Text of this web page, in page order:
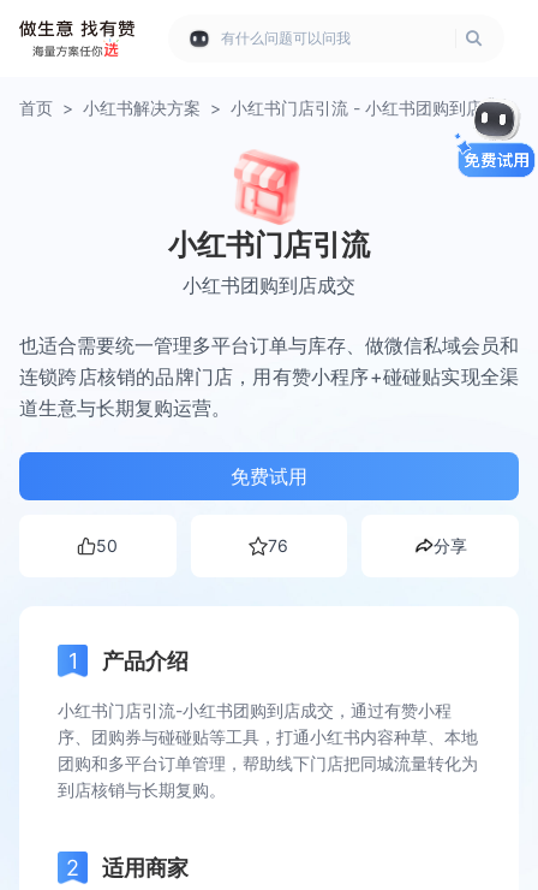
有什么问题可以问我
首页 > 小红书解决方案 > 小红书门店引流 - 小红书团购到店成交
小红书门店引流
小红书团购到店成交
也适合需要统一管理多平台订单与库存、做微信私域会员和
连锁跨店核销的品牌门店，用有赞小程序+碰碰贴实现全渠
道生意与长期复购运营。
免费试用
50 76 分享
产品介绍
小红书门店引流-小红书团购到店成交，通过有赞小程
序、团购券与碰碰贴等工具，打通小红书内容种草、本地
团购和多平台订单管理，帮助线下门店把同城流量转化为
到店核销与长期复购。
适用商家